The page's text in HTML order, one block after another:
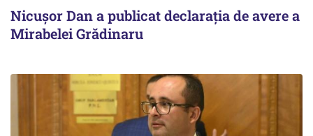
Nicuşor Dan a publicat declaraţia de avere a
Mirabelei Grădinaru